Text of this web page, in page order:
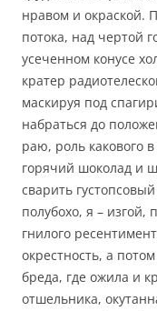
нравом и окраской.
потока, над чертой
усеченном конусе
кратер
маскируя под
набраться до
раю, роль какового
горячий шоколад и
сварить
полубохо, я –
гнилого
окрестность, а
бреда, где ожила и
отшельника,